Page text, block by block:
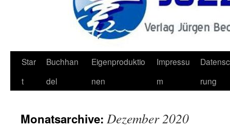
Zum
Inhalt
Star
t
Buchhan
del
Eigenproduktio
nen
Impressu
m
rung
Monatsarchive: Dezember 2020